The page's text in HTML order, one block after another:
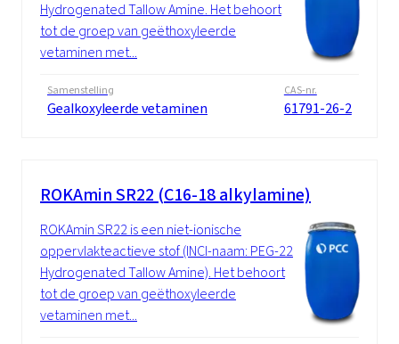
Hydrogenated Tallow Amine. Het behoort
tot de groep van geëthoxyleerde
vetaminen met...
Samenstelling
Gealkoxyleerde vetaminen
CAS-nr.
61791-26-2
ROKAmin SR22 (C16-18 alkylamine)
ROKAmin SR22 is een niet-ionische
oppervlakteactieve stof (INCI-naam: PEG-22
Hydrogenated Tallow Amine). Het behoort
tot de groep van geëthoxyleerde
vetaminen met...